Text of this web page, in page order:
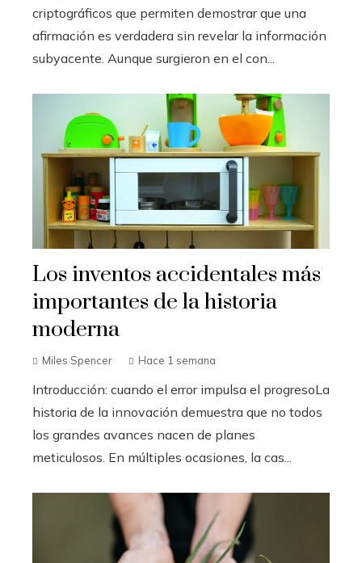
criptográficos que permiten demostrar que una
afirmación es verdadera sin revelar la información
subyacente. Aunque surgieron en el con...
Los inventos accidentales más
importantes de la historia
moderna
Miles Spencer Hace 1 semana
Introducción: cuando el error impulsa el progresoLa
historia de la innovación demuestra que no todos
los grandes avances nacen de planes
meticulosos. En múltiples ocasiones, la cas...